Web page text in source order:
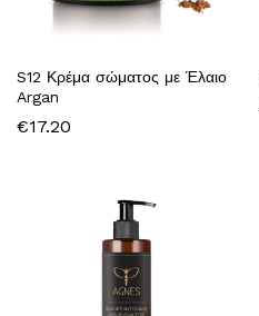
S12 Κρέμα σώματος με Έλαιο
Argan
€17.20